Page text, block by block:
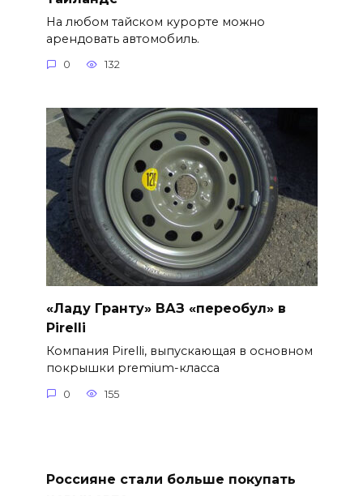
На любом тайском курорте можно
арендовать автомобиль.
0 132
«Ладу Гранту» ВАЗ «переобул» в
Pirelli
Компания Pirelli, выпускающая в основном
покрышки premium-класса
0 155
Россияне стали больше покупать